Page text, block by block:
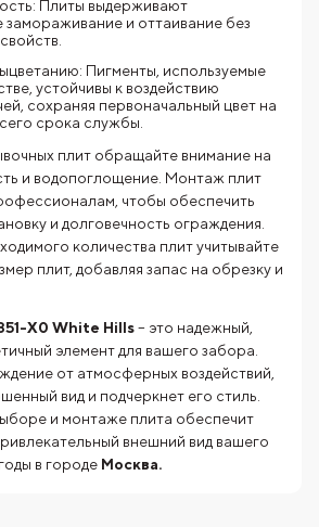
Плиты выдерживают
замораживание и оттаивание без
Пигменты, используемые
устойчивы к воздействию
сохраняя первоначальный цвет на
срока службы.
плит обращайте внимание на
и водопоглощение. Монтаж плит
чтобы обеспечить
и долговечность ограждения.
количества плит учитывайте
плит, добавляя запас на обрезку и
X0 White Hills– это надежный,
элемент для вашего забора.
от атмосферных воздействий,
вид и подчеркнет его стиль.
и монтаже плита обеспечит
внешний вид вашего
в городе Москва.